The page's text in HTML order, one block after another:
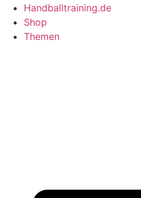
Handballtraining.de
Shop
Themen